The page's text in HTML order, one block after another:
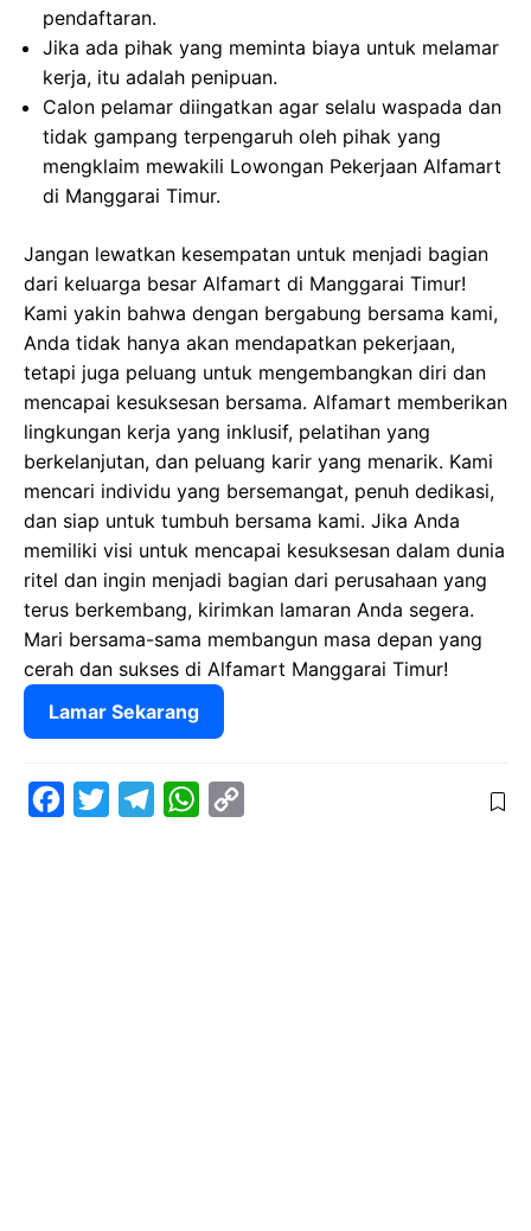
pendaftaran.
Jika ada pihak yang meminta biaya untuk melamar
kerja, itu adalah penipuan.
Calon pelamar diingatkan agar selalu waspada dan
tidak gampang terpengaruh oleh pihak yang
mengklaim mewakili Lowongan Pekerjaan Alfamart
di Manggarai Timur.
Jangan lewatkan kesempatan untuk menjadi bagian
dari keluarga besar Alfamart di Manggarai Timur!
Kami yakin bahwa dengan bergabung bersama kami,
Anda tidak hanya akan mendapatkan pekerjaan,
tetapi juga peluang untuk mengembangkan diri dan
mencapai kesuksesan bersama. Alfamart memberikan
lingkungan kerja yang inklusif, pelatihan yang
berkelanjutan, dan peluang karir yang menarik. Kami
mencari individu yang bersemangat, penuh dedikasi,
dan siap untuk tumbuh bersama kami. Jika Anda
memiliki visi untuk mencapai kesuksesan dalam dunia
ritel dan ingin menjadi bagian dari perusahaan yang
terus berkembang, kirimkan lamaran Anda segera.
Mari bersama-sama membangun masa depan yang
cerah dan sukses di Alfamart Manggarai Timur!
Lamar Sekarang
W